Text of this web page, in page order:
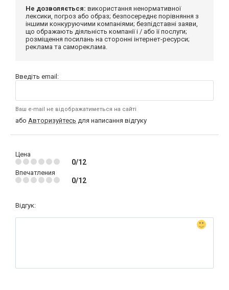
Не дозволяється: використання ненормативної
лексики, погроз або образ; безпосереднє порівняння з
іншими конкуруючими компаніями; безпідставні заяви,
що ображають діяльність компанії і / або її послуги;
розміщення посилань на сторонні інтернет-ресурси;
реклама та самореклама.
Введіть email:
Ваш e-mail не відображатиметься на сайті
або Авторизуйтесь для написання відгуку
Цена
0/12
Впечатления
0/12
Відгук: